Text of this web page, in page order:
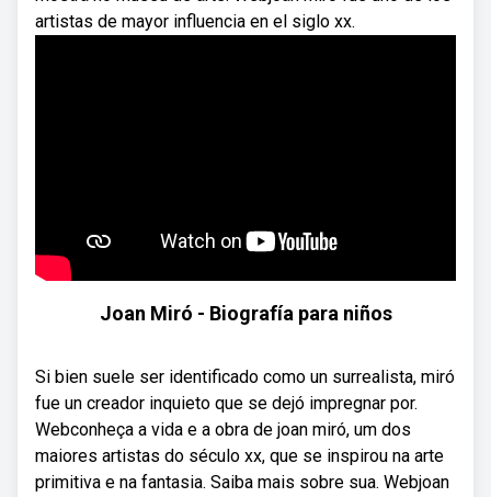
artistas de mayor influencia en el siglo xx.
Joan Miró - Biografía para niños
Si bien suele ser identificado como un surrealista, miró
fue un creador inquieto que se dejó impregnar por.
Webconheça a vida e a obra de joan miró, um dos
maiores artistas do século xx, que se inspirou na arte
primitiva e na fantasia. Saiba mais sobre sua. Webjoan